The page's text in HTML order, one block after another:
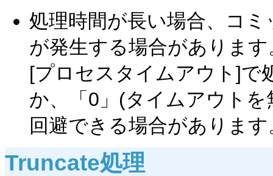
処理時間が長い場合、コ
が発生する場合がありま
[プロセスタイムアウト]で
か、「0」(タイムアウト
回避できる場合があります
Truncate処理